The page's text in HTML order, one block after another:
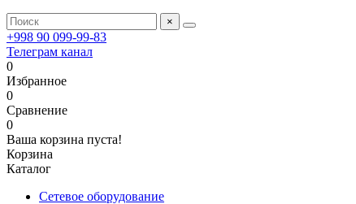
×
+998 90 099-99-83
Телеграм канал
0
Избранное
0
Сравнение
0
Ваша корзина пуста!
Корзина
Каталог
Сетевое оборудование